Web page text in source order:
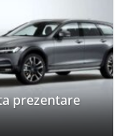
prezentare